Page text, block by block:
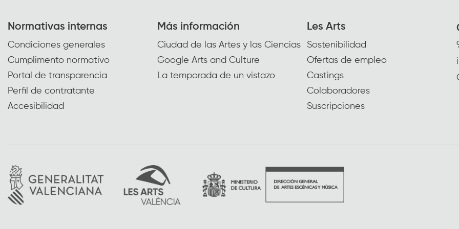
Normativas internas
Condiciones generales
Cumplimento normativo
Portal de transparencia
Perfil de contratante
Accesibilidad
Más información
Ciudad de las Artes y las Ciencias
Google Arts and Culture
La temporada de un vistazo
Les Arts
Sostenibilidad
Ofertas de empleo
Castings
Colaboradores
Suscripciones